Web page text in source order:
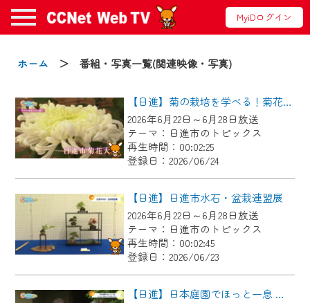
MyiDログイン
ホーム ＞ 番組・写真一覧(関連映像・写真)
【日進】菊の栽培を学べる！菊花大会に向けた菊づくり講習会
2026年6月22日～6月28日放送
テーマ：日進市のトピックス
再生時間：00:02:25
登録日：2026/06/24
【日進】日進市水石・盆栽連盟展
2026年6月22日～6月28日放送
テーマ：日進市のトピックス
再生時間：00:02:45
登録日：2026/06/23
【日進】日本庭園でほっと一息 にっしんオープンガーデン
お知らせ
2024/09/02
動画配信サービス『CCNet Web TV』は2024
年9月24日からリニューアルします！
【変更点】
◆デザイン変更により、お住まいの地域
の動画コンテンツが一目瞭然。
◆当社アプリやＰＣブラウザから、いつ
でも・どこでも・外出先でも！
CCNetサービスエリア20市町の地域情報
番組をご視聴いただけます！